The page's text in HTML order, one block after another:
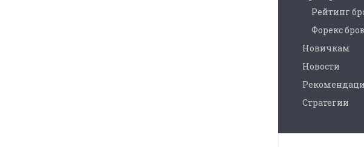
Рейтинг
Форекс
Новичкам
Новости
Стратегии